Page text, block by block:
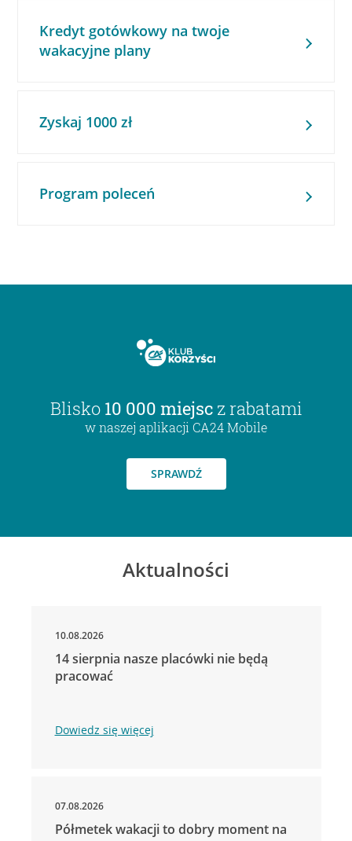
Kredyt gotówkowy na twoje
wakacyjne plany
Zyskaj 1000 zł
Program poleceń
Blisko 10 000 miejsc z rabatami
w naszej aplikacji CA24 Mobile
SPRAWDŹ
Aktualności
10.08.2026
14 sierpnia nasze placówki nie będą
pracować
Dowiedz się więcej
07.08.2026
Półmetek wakacji to dobry moment na